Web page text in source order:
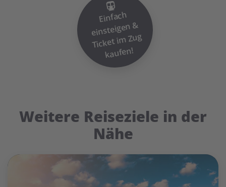
Einfach
einsteigen
&
Ticket i
m Zug
kaufen!
Weitere Reiseziele in der
Nähe